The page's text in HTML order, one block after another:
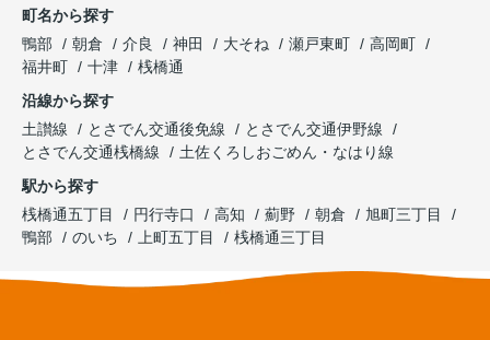
町名から探す
鴨部
朝倉 介良 神田 大そね 瀬戸東町
高岡町
福井町
十津
桟橋通
沿線から探す
土讃線
とさでん交通後免線
とさでん交通伊野線
とさでん交通桟橋線
土佐くろしおごめん・なはり線
駅から探す
桟橋通五丁目
円行寺口 高知 薊野 朝倉
旭町三丁目
鴨部
のいち 上町五丁目 桟橋通三丁目